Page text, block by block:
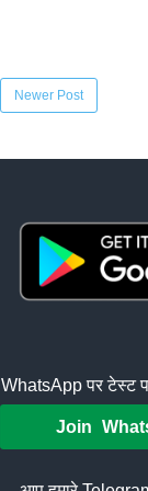
Newer Post
WhatsApp पर टेस्ट
Join